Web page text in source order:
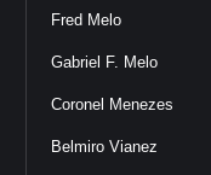
Fred Melo
Gabriel F. Melo
Coronel Menezes
Belmiro Vianez